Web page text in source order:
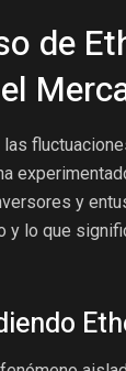
de
y
lo que